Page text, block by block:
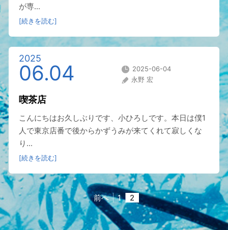
が専...
[続きを読む]
2025
06.04
2025-06-04
永野 宏
喫茶店
こんにちはお久しぶりです、小ひろしです。本日は僕1
人で東京店番で後からかずうみが来てくれて寂しくな
り...
[続きを読む]
前へ 1 2